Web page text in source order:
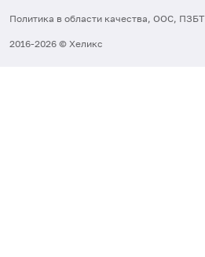
Политика в области качества, ООС, ПЗБТ
2016-2026 © Хеликс